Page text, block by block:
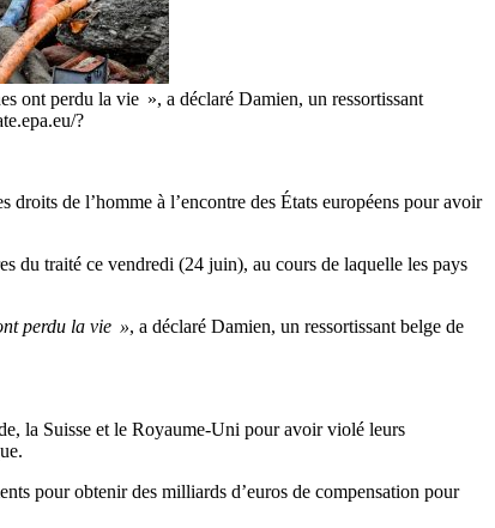
ont perdu la vie », a déclaré Damien, un ressortissant
?
de l’homme à l’encontre des États européens pour avoir
du traité ce vendredi (24 juin), au cours de laquelle les pays
perdu la vie », a déclaré Damien, un ressortissant belge de
la Suisse et le Royaume-Uni pour avoir violé leurs
pour obtenir des milliards d’euros de compensation pour